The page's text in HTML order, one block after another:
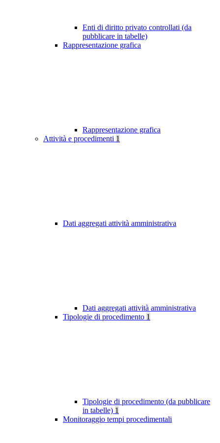
Enti di diritto privato controllati (da
pubblicare in tabelle)
Rappresentazione grafica
Rappresentazione grafica
Attività e procedimenti 1
Dati aggregati attività amministrativa
Dati aggregati attività amministrativa
Tipologie di procedimento 1
Tipologie di procedimento (da pubblicare
in tabelle) 1
Monitoraggio tempi procedimentali